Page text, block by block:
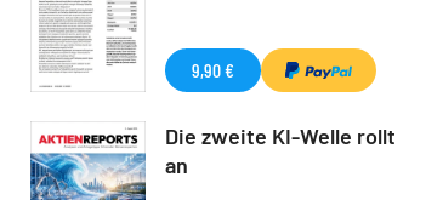
9,90 €
Die zweite KI-Welle rollt
an